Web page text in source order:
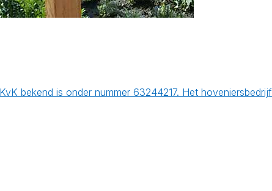
bekend is onder nummer 63244217. Het